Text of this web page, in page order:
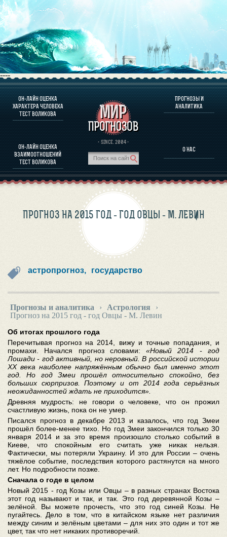
----
ОН-ЛАЙН ОЦЕНКА
ХАРАКТЕРА ЧЕЛОВЕКА
ТЕСТ ВОЛИКОВА
ОН-ЛАЙН ОЦЕНКА
ВЗАИМООТНОШЕНИЙ
ТЕСТ ВОЛИКОВА
· SINCE. 2004 ·
ПРОГНОЗЫ И
АНАЛИТИКА
О НАС
О ПРОГРАММЕ
ОЦЕНКА ХАРАКТЕРA ЧЕЛОВЕКА
ОЦЕНКА ХАРАКТЕРА ВЫДАЮЩИХСЯ ЛИЧНОСТЕЙ
О ПРОГРАММЕ
ПРОГНОЗЫ И АНАЛИТИКА
ПРОГНОЗ НА 2015 ГОД - ГОД ОВЦЫ - М. ЛЕВИН
астропрогноз, государство
Прогнозы и аналитика › Астрология
›
Прогноз на 2015 год - год Овцы - М. Левин
Об итогах прошлого года
Перечитывая прогноз на 2014, вижу и точные попадания, и
промахи. Начался прогноз словами:«Новый 2014 - год
Лошади - год активный, но неровный. В российской истории
XX века наиболее напряжённым обычно был именно этот
год. Но год Змеи прошёл относительно спокойно, без
больших сюрпризов. Поэтому и от 2014 года серьёзных
неожиданностей ждать не приходится».
Древняя мудрость: не говори о человеке, что он прожил
счастливую жизнь, пока он не умер.
Писался прогноз в декабре 2013 и казалось, что год Змеи
прошёл более-менее тихо. Но год Змеи закончился только 30
января 2014 и за это время произошло столько событий в
Киеве, что спокойным его считать уже никак нельзя.
Фактически, мы потеряли Украину. И это для России – очень
тяжёлое событие, последствия которого растянутся на много
лет. Но подробности позже.
Сначала о годе в целом
Новый 2015 - год Козы или Овцы – в разных странах Востока
этот год называют и так, и так. Это год деревянной Козы –
зелёной. Вы можете прочесть, что это год синей Козы. Не
пугайтесь. Дело в том, что в китайском языке нет различия
между синим и зелёным цветами – для них это один и тот же
цвет, так что нет никаких противоречий.